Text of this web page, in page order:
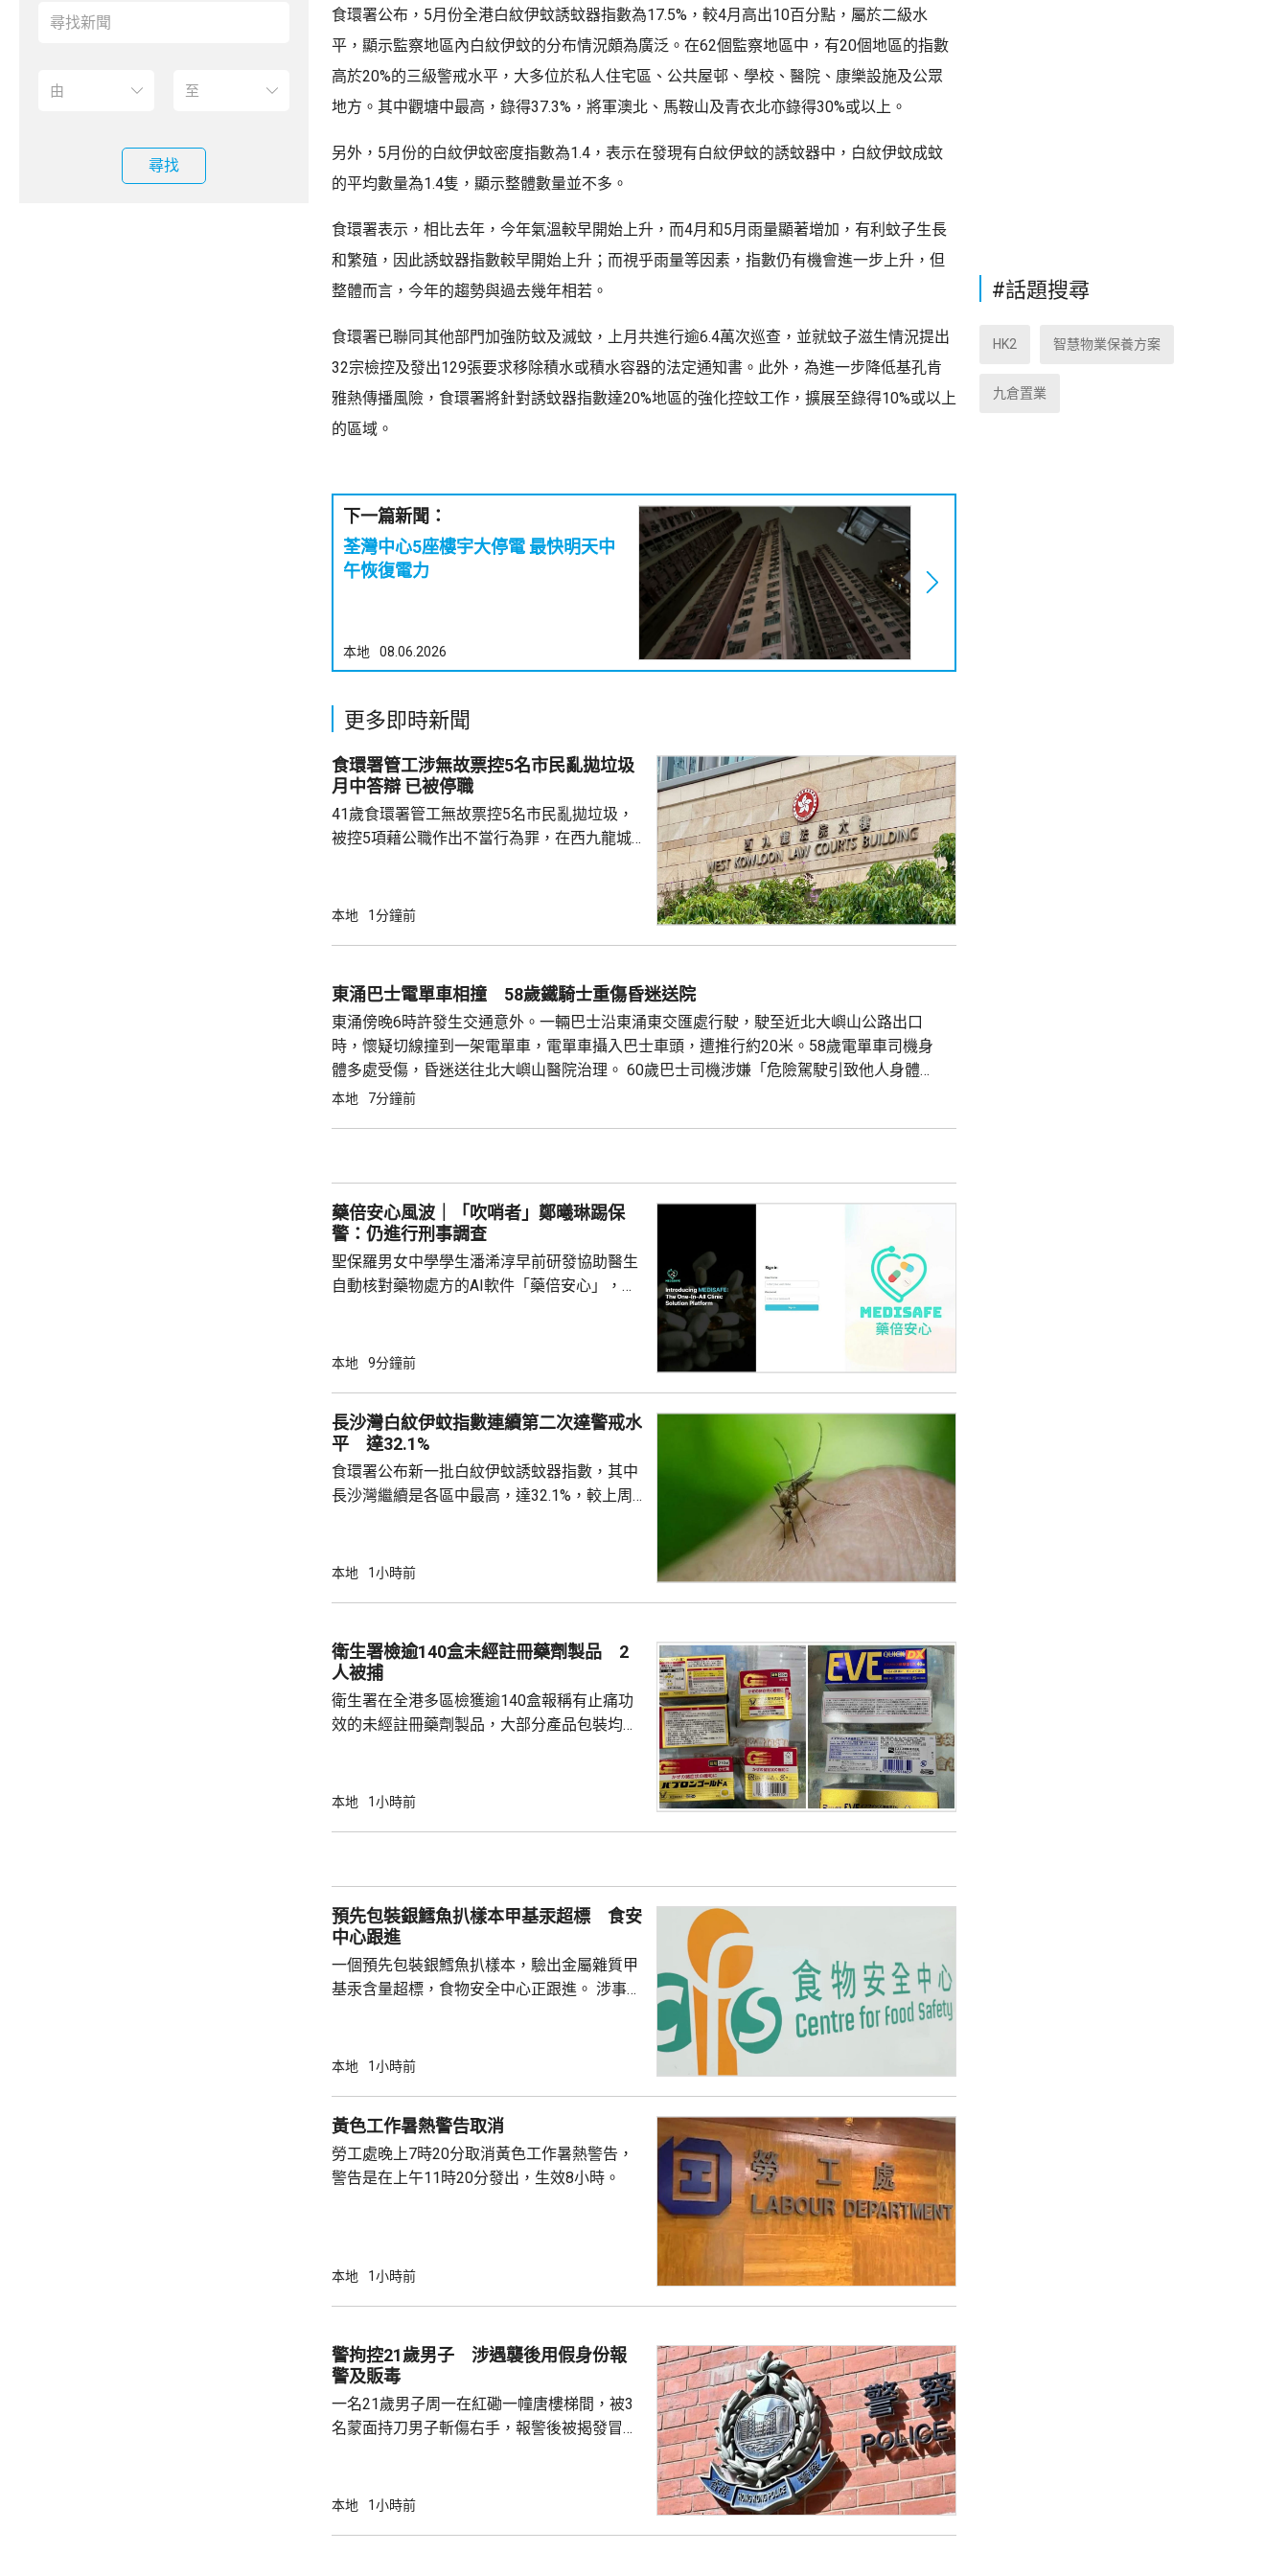
尋找
食環署公布，5月份全港白紋伊蚊誘蚊器指數為17.5%，較4月高出10百分點，屬於二級水
平，顯示監察地區內白紋伊蚊的分布情況頗為廣泛。在62個監察地區中，有20個地區的指數
高於20%的三級警戒水平，大多位於私人住宅區、公共屋邨、學校、醫院、康樂設施及公眾
地方。其中觀塘中最高，錄得37.3%，將軍澳北、馬鞍山及青衣北亦錄得30%或以上。
另外，5月份的白紋伊蚊密度指數為1.4，表示在發現有白紋伊蚊的誘蚊器中，白紋伊蚊成蚊
的平均數量為1.4隻，顯示整體數量並不多。
食環署表示，相比去年，今年氣溫較早開始上升，而4月和5月雨量顯著增加，有利蚊子生長
和繁殖，因此誘蚊器指數較早開始上升；而視乎雨量等因素，指數仍有機會進一步上升，但
整體而言，今年的趨勢與過去幾年相若。
食環署已聯同其他部門加強防蚊及滅蚊，上月共進行逾6.4萬次巡查，並就蚊子滋生情況提出
32宗檢控及發出129張要求移除積水或積水容器的法定通知書。此外，為進一步降低基孔肯
雅熱傳播風險，食環署將針對誘蚊器指數達20%地區的強化控蚊工作，擴展至錄得10%或以上
的區域。
下一篇新聞：
荃灣中心5座樓宇大停電 最快明天中
午恢復電力
本地 08.06.2026
更多即時新聞
食環署管工涉無故票控5名市民亂拋垃圾
月中答辯 已被停職
41歲食環署管工無故票控5名市民亂拋垃圾，
被控5項藉公職作出不當行為罪，在西九龍城
銳，案發時為食環署深水埗區環境衞生辦事處
圾，告票未有妥善送達，部分人被票控時甚至
不在港，令他們被追討罰款、遭通緝和拘捕。
食環署：涉事管工停職 ...
本地 1分鐘前
東涌巴士電單車相撞 58歲鐵騎士重傷昏迷送院
東涌傍晚6時許發生交通意外。一輛巴士沿東涌東交匯處行駛，駛至近北大嶼山公路出口
時，懷疑切線撞到一架電單車，電單車攝入巴士車頭，遭推行約20米。58歲電單車司機身
體多處受傷，昏迷送往北大嶼山醫院治理。 60歲巴士司機涉嫌「危險駕駛引致他人身體受
嚴重傷害」被捕。
本地 7分鐘前
藥倍安心風波｜「吹哨者」鄭曦琳踢保
警：仍進行刑事調查
聖保羅男女中學學生潘浠淳早前研發協助醫生
自動核對藥物處方的AI軟件「藥倍安心」，去
意下披露個人資料並造成指明傷害，被警方拘
警方回覆查詢時指，被捕女子今日更新保釋手
續時，拒絕繼續保釋候查，又說案件的刑事調
查仍在進行中，被捕人拒絕保釋候查，...
本地 9分鐘前
長沙灣白紋伊蚊指數連續第二次達警戒水
平 達32.1%
食環署公布新一批白紋伊蚊誘蚊器指數，其中
長沙灣繼續是各區中最高，達32.1%，較上周
布廣泛；其餘都低於20%，藍田及秀茂坪
園、4個公共屋邨、4個私人屋苑、2個商場和1
個公共設施內有積水或積水容器，分別向有關
負責人發出共14張...
本地 1小時前
衛生署檢逾140盒未經註冊藥劑製品 2
人被捕
衛生署在全港多區檢獲逾140盒報稱有止痛功
效的未經註冊藥劑製品，大部分產品包裝均以
在3間店鋪檢獲這批報稱有止痛功效的未經註
非法管有未經註冊藥劑製品和第1部毒藥等被
警方拘捕，衛生署將在證據充分時向...
本地 1小時前
預先包裝銀鱈魚扒樣本甲基汞超標 食安
中心跟進
一個預先包裝銀鱈魚扒樣本，驗出金屬雜質甲
基汞含量超標，食物安全中心正跟進。 涉事產
日。中心透過恆常食物監測計劃，從一個網上
克，已指令涉事商戶將受影響批次產品停售和
下架，進口商亦正按中心指示回收，正追查...
本地 1小時前
黃色工作暑熱警告取消
勞工處晚上7時20分取消黃色工作暑熱警告，
警告是在上午11時20分發出，生效8小時。
本地 1小時前
警拘控21歲男子 涉遇襲後用假身份報
警及販毒
一名21歲男子周一在紅磡一幢唐樓梯間，被3
名蒙面持刀男子斬傷右手，報警後被揭發冒用
警方前日將他拘捕，暫控1項誤導警務人員和1
本地 1小時前
#話題搜尋
HK2 智慧物業保養方案
九倉置業